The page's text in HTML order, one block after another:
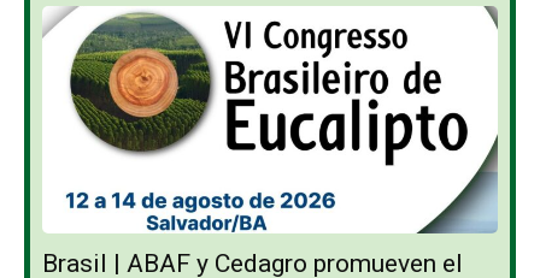
Brasil | ABAF y Cedagro promueven el